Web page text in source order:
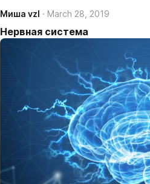
Миша vzl March 28, 2019
Нервная система